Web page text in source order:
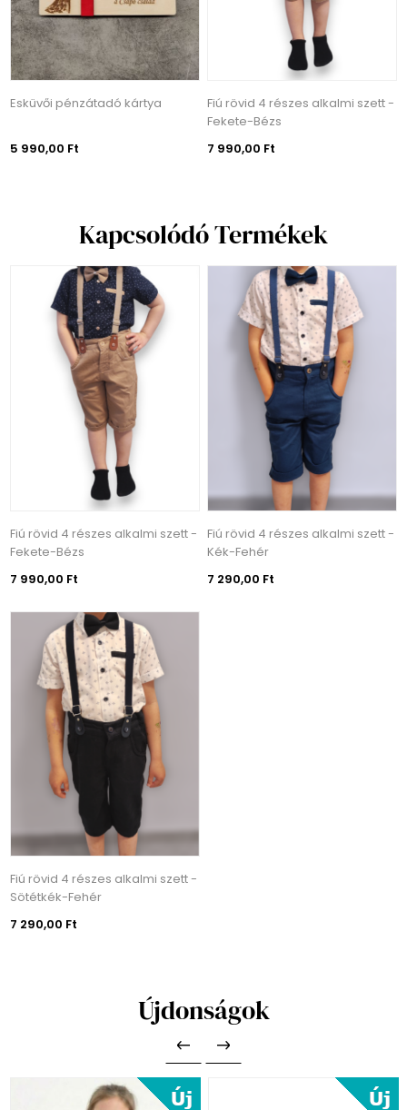
Esküvői pénzátadó kártya
5 990,00 Ft
Fiú rövid 4 részes alkalmi szett -
Fekete-Bézs
7 990,00 Ft
Kapcsolódó Termékek
Fiú rövid 4 részes alkalmi szett -
Fekete-Bézs
7 990,00 Ft
Fiú rövid 4 részes alkalmi szett -
Kék-Fehér
7 290,00 Ft
Fiú rövid 4 részes alkalmi szett -
Sötétkék-Fehér
7 290,00 Ft
Újdonságok